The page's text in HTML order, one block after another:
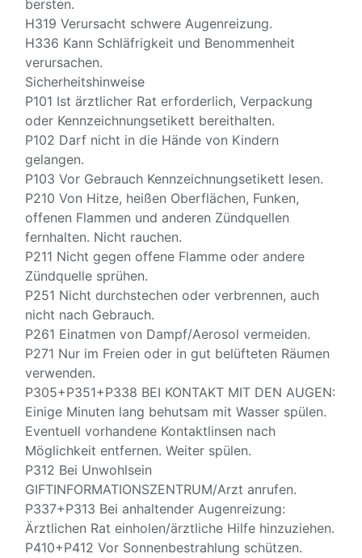
bersten.
H319 Verursacht schwere Augenreizung.
H336 Kann Schläfrigkeit und Benommenheit
verursachen.
Sicherheitshinweise
P101 Ist ärztlicher Rat erforderlich, Verpackung
oder Kennzeichnungsetikett bereithalten.
P102 Darf nicht in die Hände von Kindern
gelangen.
P103 Vor Gebrauch Kennzeichnungsetikett lesen.
P210 Von Hitze, heißen Oberflächen, Funken,
offenen Flammen und anderen Zündquellen
fernhalten. Nicht rauchen.
P211 Nicht gegen offene Flamme oder andere
Zündquelle sprühen.
P251 Nicht durchstechen oder verbrennen, auch
nicht nach Gebrauch.
P261 Einatmen von Dampf/Aerosol vermeiden.
P271 Nur im Freien oder in gut belüfteten Räumen
verwenden.
P305+P351+P338 BEI KONTAKT MIT DEN AUGEN:
Einige Minuten lang behutsam mit Wasser spülen.
Eventuell vorhandene Kontaktlinsen nach
Möglichkeit entfernen. Weiter spülen.
P312 Bei Unwohlsein
GIFTINFORMATIONSZENTRUM/Arzt anrufen.
P337+P313 Bei anhaltender Augenreizung:
Ärztlichen Rat einholen/ärztliche Hilfe hinzuziehen.
P410+P412 Vor Sonnenbestrahlung schützen.